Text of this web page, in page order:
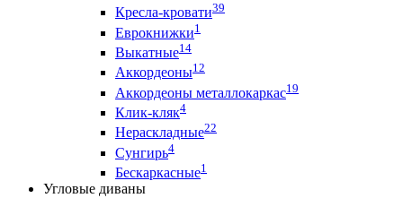
Кресла-кровати39
Еврокнижки1
Выкатные14
Аккордеоны12
Аккордеоны металлокаркас19
Клик-кляк4
Нераскладные22
Сунгирь4
Бескаркасные1
Угловые диваны